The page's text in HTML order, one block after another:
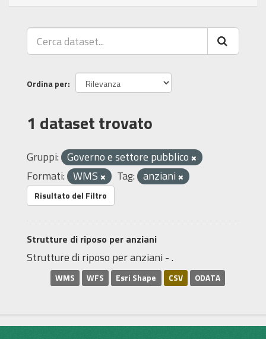
Ordina per
1 dataset trovato
Gruppi: Governo e settore pubblico
Formati: WMS Tag: anziani
Risultato del Filtro
Strutture di riposo per anziani
Strutture di riposo per anziani - .
WMS WFS Esri Shape CSV ODATA